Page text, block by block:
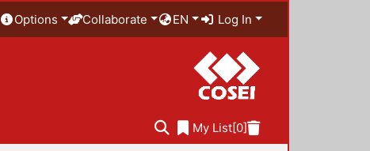
Options Collaborate EN Log In
My List[0]